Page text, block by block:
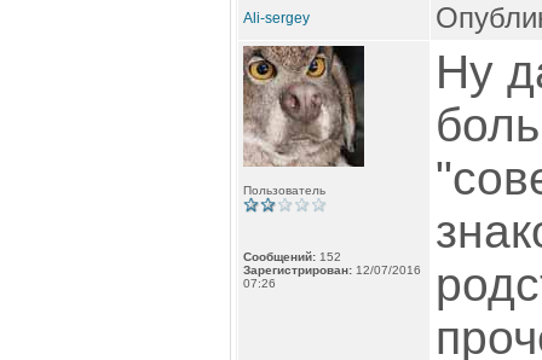
Ali-sergey
Пользователь
Сообщений: 152
Зарегистрирован: 12/07/2016
07:26
Ну